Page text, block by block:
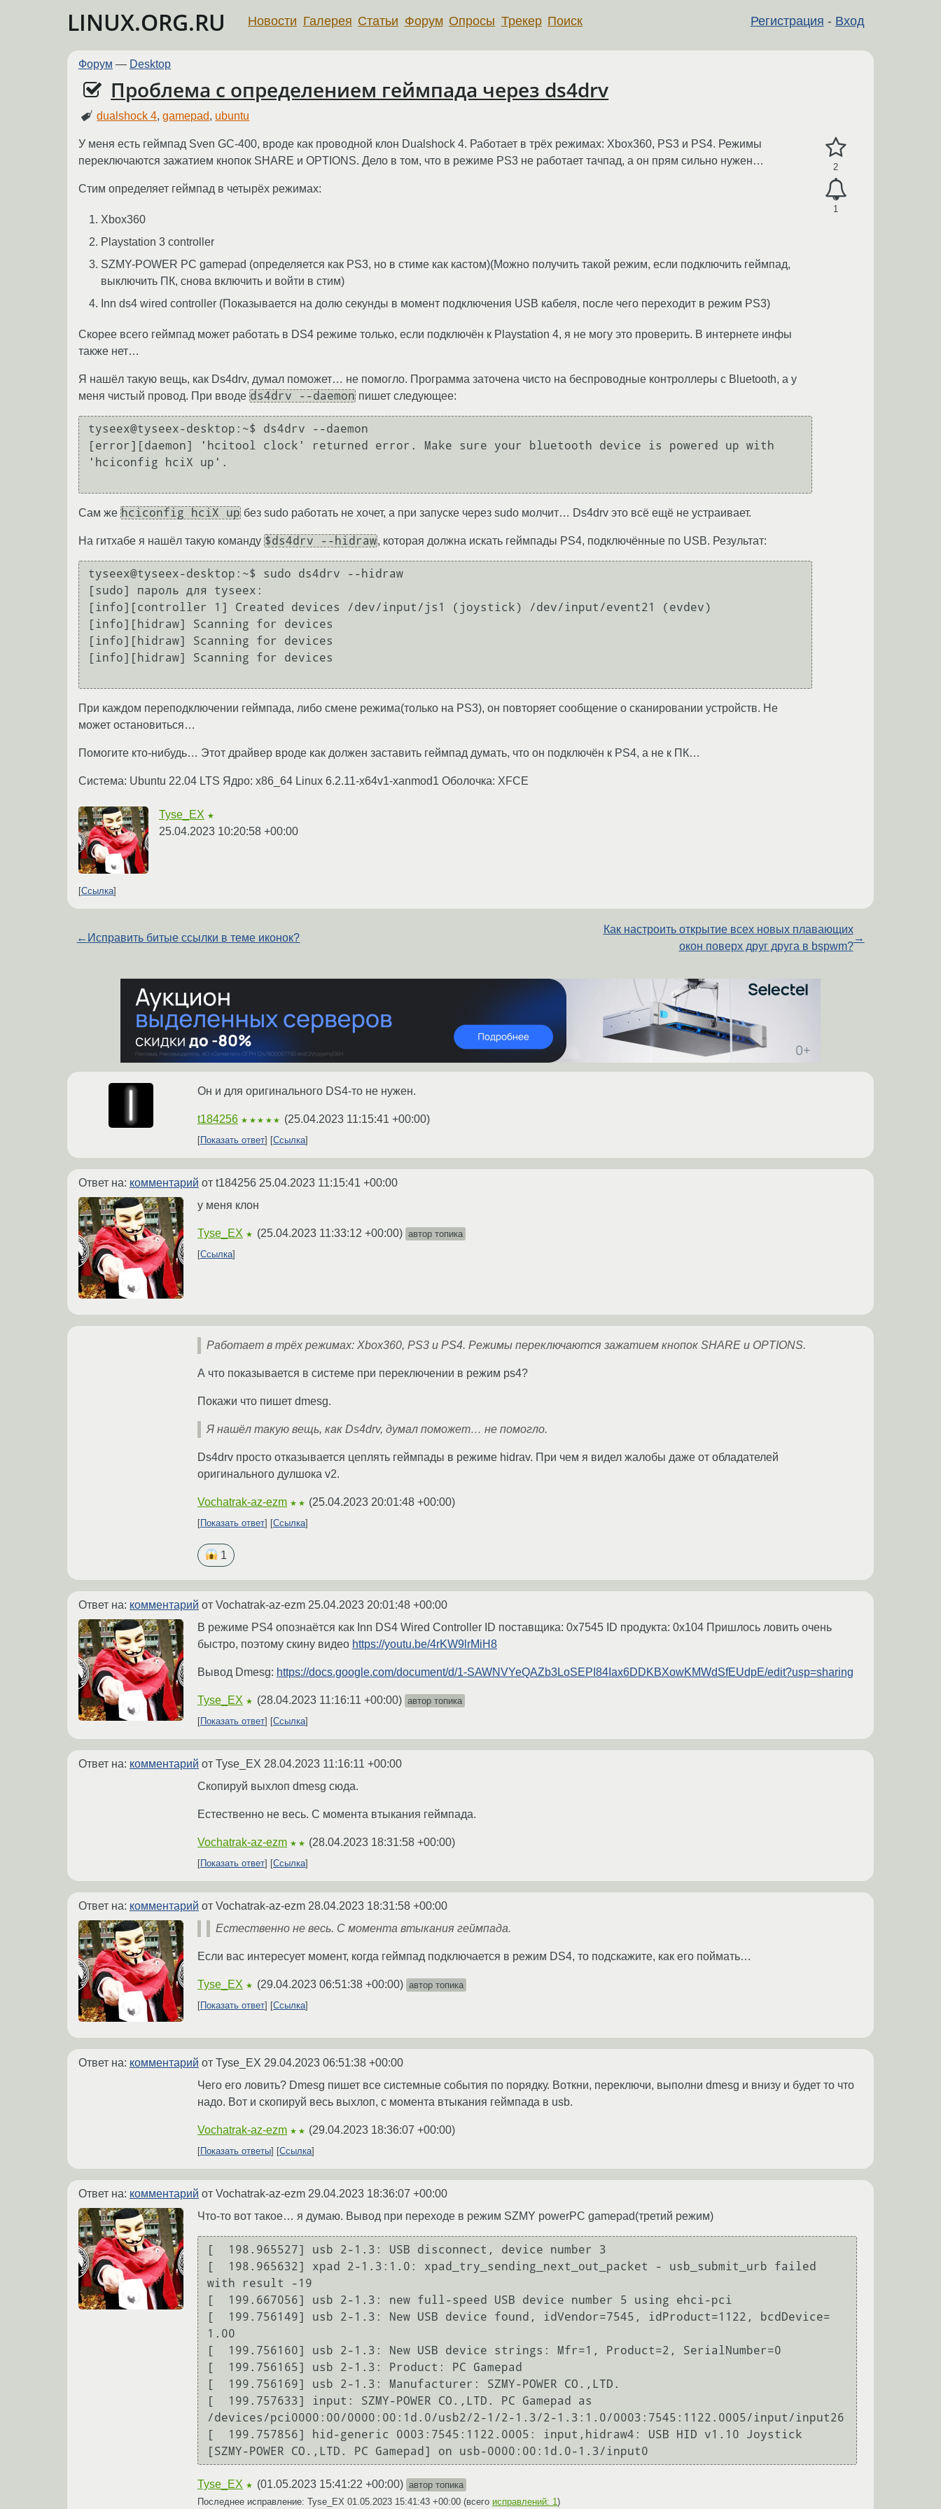
LINUX.ORG.RU Регистрация - Вход
Новости Галерея Статьи Форум Опросы Трекер Поиск
Форум — Desktop
Проблема с определением геймпада через ds4drv
dualshock 4,gamepad, ubuntu
2
1
У меня есть геймпад Sven GC-400, вроде как проводной клон Dualshock 4. Работает в трёх режимах: Xbox360, PS3 и PS4. Режимы
переключаются зажатием кнопок SHARE и OPTIONS. Дело в том, что в режиме PS3 не работает тачпад, а он прям сильно нужен…
Стим определяет геймпад в четырёх режимах:
Xbox360
Playstation 3 controller
SZMY-POWER PC gamepad (определяется как PS3, но в стиме как кастом)(Можно получить такой режим, если подключить геймпад,
выключить ПК, снова включить и войти в стим)
Inn ds4 wired controller (Показывается на долю секунды в момент подключения USB кабеля, после чего переходит в режим PS3)
Скорее всего геймпад может работать в DS4 режиме только, если подключён к Playstation 4, я не могу это проверить. В интернете инфы
также нет…
Я нашёл такую вещь, как Ds4drv, думал поможет… не помогло. Программа заточена чисто на беспроводные контроллеры с Bluetooth, а у
меня чистый провод. При вводе ds4drv --daemon пишет следующее:
tyseex@tyseex-desktop:~$ ds4drv --daemon
[error][daemon] 'hcitool clock' returned error. Make sure your bluetooth device is powered up with
'hciconfig hciX up'.
Сам же hciconfig hciX up без sudo работать не хочет, а при запуске через sudo молчит… Ds4drv это всё ещё не устраивает.
На гитхабе я нашёл такую команду $ds4drv --hidraw, которая должна искать геймпады PS4, подключённые по USB. Результат:
tyseex@tyseex-desktop:~$ sudo ds4drv --hidraw
[sudo] пароль для tyseex:
[info][controller 1] Created devices /dev/input/js1 (joystick) /dev/input/event21 (evdev)
[info][hidraw] Scanning for devices
[info][hidraw] Scanning for devices
[info][hidraw] Scanning for devices
При каждом переподключении геймпада, либо смене режима(только на PS3), он повторяет сообщение о сканировании устройств. Не
может остановиться…
Помогите кто-нибудь… Этот драйвер вроде как должен заставить геймпад думать, что он подключён к PS4, а не к ПК…
Система: Ubuntu 22.04 LTS Ядро: x86_64 Linux 6.2.11-x64v1-xanmod1 Оболочка: XFCE
Tyse_EX ★
25.04.2023 10:20:58 +00:00
Ссылка
← Исправить битые ссылки в теме иконок?
Как настроить открытие всех новых плавающих
окон поверх друг друга в bspwm?
→
Он и для оригинального DS4-то не нужен.
t184256 ★★★★★ (25.04.2023 11:15:41 +00:00)
Показать ответ Ссылка
Ответ на: комментарий от t184256 25.04.2023 11:15:41 +00:00
у меня клон
Tyse_EX ★ (25.04.2023 11:33:12 +00:00) автор топика
Ссылка
Работает в трёх режимах: Xbox360, PS3 и PS4. Режимы переключаются зажатием кнопок SHARE и OPTIONS.
А что показывается в системе при переключении в режим ps4?
Покажи что пишет dmesg.
Я нашёл такую вещь, как Ds4drv, думал поможет… не помогло.
Ds4drv просто отказывается цеплять геймпады в режиме hidrav. При чем я видел жалобы даже от обладателей
оригинального дулшока v2.
Vochatrak-az-ezm ★★ (25.04.2023 20:01:48 +00:00)
Показать ответ Ссылка
1
Ответ на: комментарий от Vochatrak-az-ezm 25.04.2023 20:01:48 +00:00
В режиме PS4 опознаётся как Inn DS4 Wired Controller ID поставщика: 0x7545 ID продукта: 0x104 Пришлось ловить очень
быстро, поэтому скину видео https://youtu.be/4rKW9lrMiH8
Вывод Dmesg: https://docs.google.com/document/d/1-SAWNVYeQAZb3LoSEPI84Iax6DDKBXowKMWdSfEUdpE/edit?usp=sharing
Tyse_EX ★ (28.04.2023 11:16:11 +00:00) автор топика
Показать ответ
Ссылка
Ответ на: комментарий от Tyse_EX 28.04.2023 11:16:11 +00:00
Скопируй выхлоп dmesg сюда.
Естественно не весь. С момента втыкания геймпада.
Vochatrak-az-ezm ★★ (28.04.2023 18:31:58 +00:00)
Показать ответ Ссылка
Ответ на: комментарий от Vochatrak-az-ezm 28.04.2023 18:31:58 +00:00
Естественно не весь. С момента втыкания геймпада.
Если вас интересует момент, когда геймпад подключается в режим DS4, то подскажите, как его поймать…
Tyse_EX ★ (29.04.2023 06:51:38 +00:00) автор топика
Показать ответ
Ссылка
Ответ на: комментарий от Tyse_EX 29.04.2023 06:51:38 +00:00
Чего его ловить? Dmesg пишет все системные события по порядку. Воткни, переключи, выполни dmesg и внизу и будет то что
надо. Вот и скопируй весь выхлоп, с момента втыкания геймпада в usb.
Vochatrak-az-ezm ★★ (29.04.2023 18:36:07 +00:00)
Показать ответы Ссылка
Ответ на: комментарий от Vochatrak-az-ezm 29.04.2023 18:36:07 +00:00
Что-то вот такое… я думаю. Вывод при переходе в режим SZMY powerPC gamepad(третий режим)
[  198.965527] usb 2-1.3: USB disconnect, device number 3
[  198.965632] xpad 2-1.3:1.0: xpad_try_sending_next_out_packet - usb_submit_urb failed
with result -19
[  199.667056] usb 2-1.3: new full-speed USB device number 5 using ehci-pci
[  199.756149] usb 2-1.3: New USB device found, idVendor=7545, idProduct=1122, bcdDevice=
1.00
[  199.756160] usb 2-1.3: New USB device strings: Mfr=1, Product=2, SerialNumber=0
[  199.756165] usb 2-1.3: Product: PC Gamepad
[  199.756169] usb 2-1.3: Manufacturer: SZMY-POWER CO.,LTD.
[  199.757633] input: SZMY-POWER CO.,LTD. PC Gamepad as
/devices/pci0000:00/0000:00:1d.0/usb2/2-1/2-1.3/2-1.3:1.0/0003:7545:1122.0005/input/input26
[  199.757856] hid-generic 0003:7545:1122.0005: input,hidraw4: USB HID v1.10 Joystick
Tyse_EX ★ (01.05.2023 15:41:22 +00:00) автор топика
Последнее исправление: Tyse_EX 01.05.2023 15:41:43 +00:00 (всего исправлений: 1)